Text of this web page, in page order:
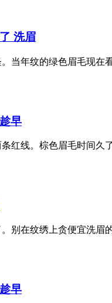
洗眉
当年纹的绿色眉毛现
早
红线。棕色眉毛时间
别在纹绣上贪便宜洗
早